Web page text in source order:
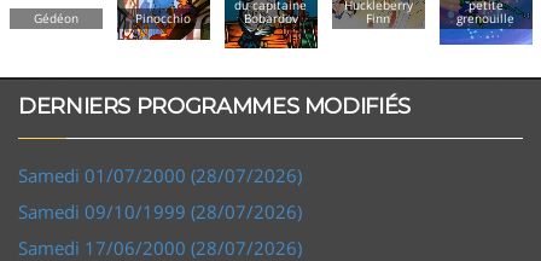
Gédéon Pinocchio
du capitaine
Bobardov
Huckleberry
Finn
petite
grenouille
DERNIERS PROGRAMMES MODIFIÉS
Samedi 01/07/2000 (28/07/2026)
Samedi 09/10/1999 (28/07/2026)
Samedi 17/06/2000 (28/07/2026)